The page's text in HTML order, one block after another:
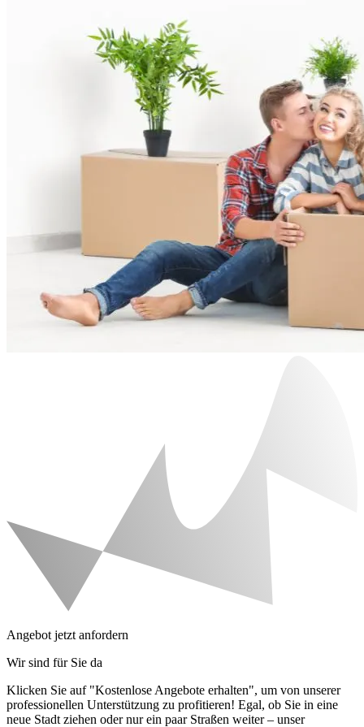
Angebot jetzt anfordern
Wir sind für Sie da
Klicken Sie auf "Kostenlose Angebote erhalten", um von unserer
professionellen Unterstützung zu profitieren! Egal, ob Sie in eine
neue Stadt ziehen oder nur ein paar Straßen weiter – unser